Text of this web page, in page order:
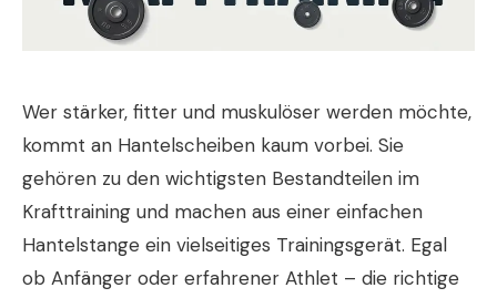
Wer stärker, fitter und muskulöser werden möchte,
kommt an Hantelscheiben kaum vorbei. Sie
gehören zu den wichtigsten Bestandteilen im
Krafttraining und machen aus einer einfachen
Hantelstange ein vielseitiges Trainingsgerät. Egal
ob Anfänger oder erfahrener Athlet – die richtige